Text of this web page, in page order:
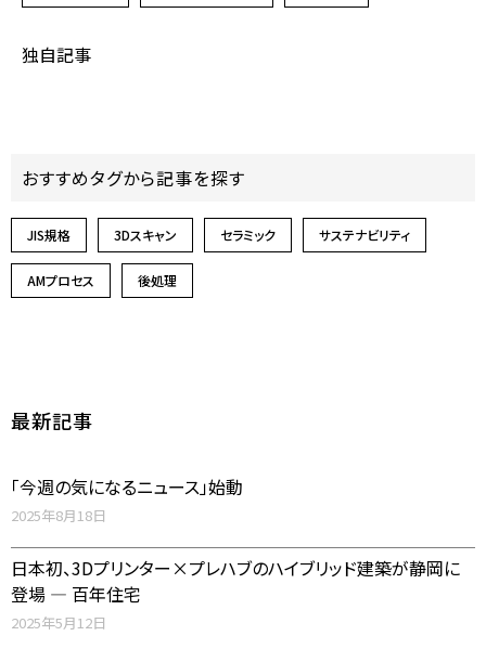
独自記事
おすすめタグから記事を探す
JIS規格 3Dスキャン セラミック サステナビリティ
AMプロセス 後処理
最新記事
「今週の気になるニュース」始動
2025年8月18日
日本初、3Dプリンター×プレハブのハイブリッド建築が静岡に
登場 ― 百年住宅
2025年5月12日